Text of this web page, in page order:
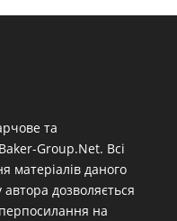
та
Group.Net. Всі
матеріалів даного
дозволяється
на